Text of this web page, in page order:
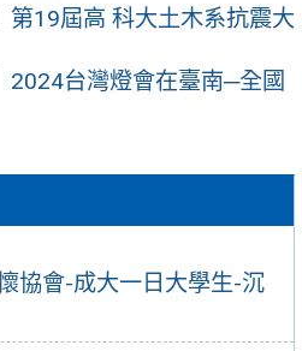
協會-成大一日大學生-沉
第19屆高 科大土木系抗震大
2024台灣燈會在臺南─全國